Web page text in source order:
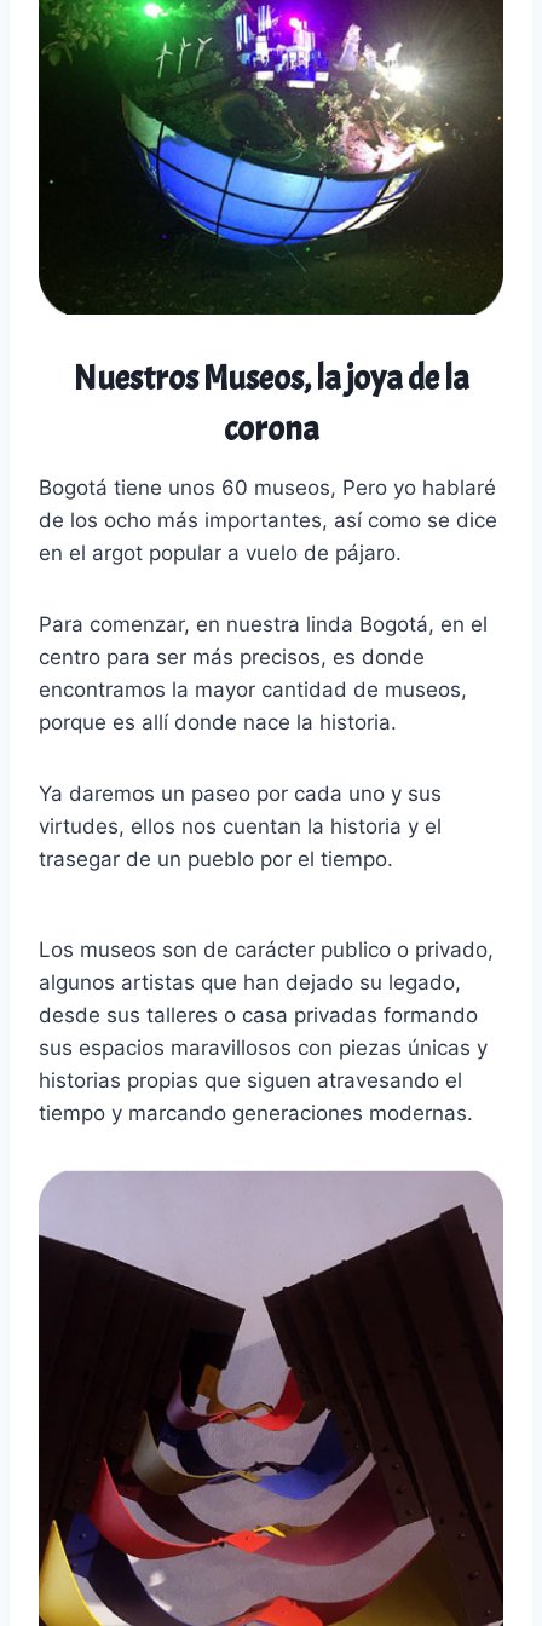
Nuestros Museos, la joya de la
corona
Bogotá tiene unos 60 museos, Pero yo hablaré
de los ocho más importantes, así como se dice
en el argot popular a vuelo de pájaro.
Para comenzar, en nuestra linda Bogotá, en el
centro para ser más precisos, es donde
encontramos la mayor cantidad de museos,
porque es allí donde nace la historia.
Ya daremos un paseo por cada uno y sus
virtudes, ellos nos cuentan la historia y el
trasegar de un pueblo por el tiempo.
Los museos son de carácter publico o privado,
algunos artistas que han dejado su legado,
desde sus talleres o casa privadas formando
sus espacios maravillosos con piezas únicas y
historias propias que siguen atravesando el
tiempo y marcando generaciones modernas.